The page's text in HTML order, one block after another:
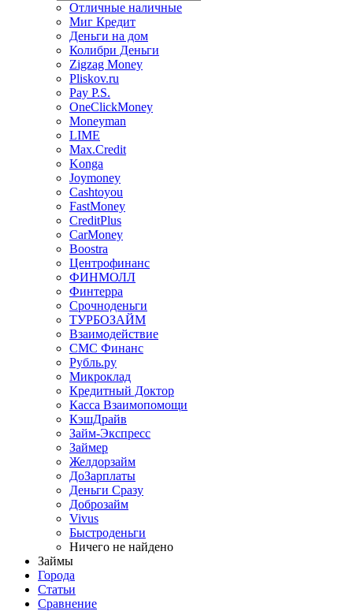
Отличные наличные
Миг Кредит
Деньги на дом
Колибри Деньги
Zigzag Money
Pliskov.ru
Pay P.S.
OneClickMoney
Moneyman
LIME
Max.Credit
Konga
Joymoney
Cashtoyou
FastMoney
CreditPlus
CarMoney
Boostra
Центрофинанс
ФИНМОЛЛ
Финтерра
Срочноденьги
ТУРБОЗАЙМ
Взаимодействие
СМС Финанс
Рубль.ру
Микроклад
Кредитный Доктор
Касса Взаимопомощи
КэшДрайв
Займ-Экспресс
Займер
Желдорзайм
ДоЗарплаты
Деньги Сразу
Доброзайм
Vivus
Быстроденьги
Ничего не найдено
Займы
Города
Статьи
Сравнение